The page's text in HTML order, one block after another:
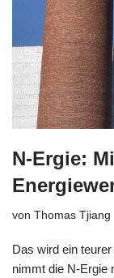
N-Ergie:
von Thomas Tjiang
Das wird ein
nimmt die N-Ergie